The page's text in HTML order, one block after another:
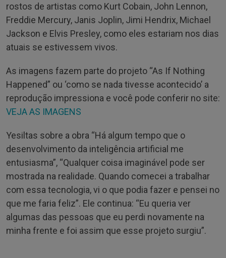
rostos de artistas como Kurt Cobain, John Lennon,
Freddie Mercury, Janis Joplin, Jimi Hendrix, Michael
Jackson e Elvis Presley, como eles estariam nos dias
atuais se estivessem vivos.
As imagens fazem parte do projeto “As If Nothing
Happened” ou ‘como se nada tivesse acontecido’ a
reprodução impressiona e você pode conferir no site:
VEJA AS IMAGENS
Yesiltas sobre a obra “Há algum tempo que o
desenvolvimento da inteligência artificial me
entusiasma”, “Qualquer coisa imaginável pode ser
mostrada na realidade. Quando comecei a trabalhar
com essa tecnologia, vi o que podia fazer e pensei no
que me faria feliz”. Ele continua: “Eu queria ver
algumas das pessoas que eu perdi novamente na
minha frente e foi assim que esse projeto surgiu”.